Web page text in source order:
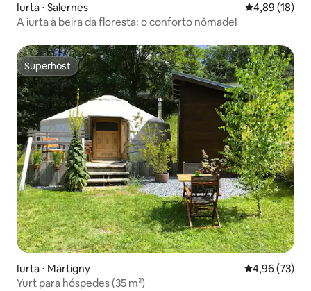
Iurta ⋅ Salernes 4,89 de uma
4,89 (18)
A iurta à beira da floresta: o conforto nômade!
Superhost
Superhost
Iurta ⋅ Martigny 4,96 de uma
4,96 (73)
Yurt para hóspedes (35 m²)